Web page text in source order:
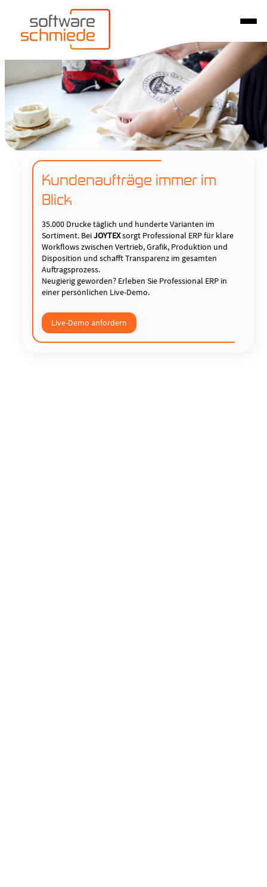
Kundenaufträge immer im
Blick
35.000 Drucke täglich und hunderte Varianten im
Sortiment. BeiJOYTEXsorgt Professional ERP für klare
Workflows zwischen Vertrieb, Grafik, Produktion und
Disposition und schafft Transparenz im gesamten
Auftragsprozess.
Neugierig geworden? Erleben Sie Professional ERP in
einer persönlichen Live-Demo.
Live-Demo anfordern